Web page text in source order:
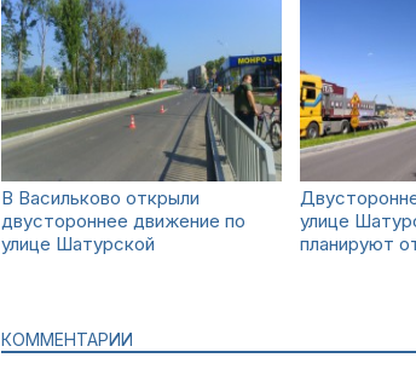
В Васильково открыли
двустороннее движение по
улице Шатурской
улице
планируют
КОММЕНТАРИИ